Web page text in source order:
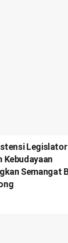
Kebudayaan
Semangat